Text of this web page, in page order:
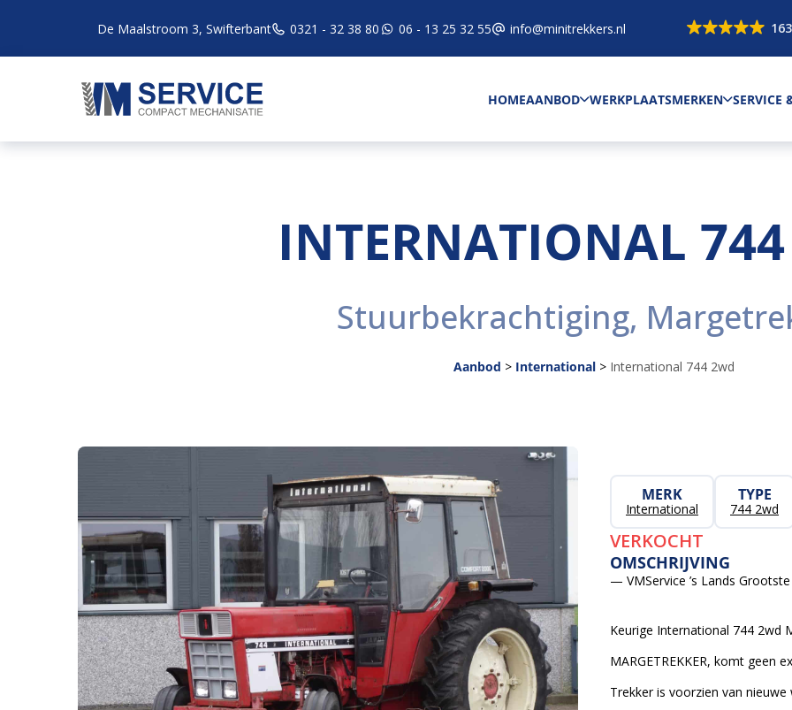
De Maalstroom 3, Swifterbant 0321 - 32 38 80 06 - 13 25 32 55 info@minitrekkers.nl
HOMEAANBOD WERKPLAATSMERKEN SERVICE
INTERNATIONAL
Stuurbekrachtiging,
Aanbod > International > International 744 2wd
MERK
International
TYPE
744 2wd
VERKOCHT
OMSCHRIJVING
— VMService ’s Lands
Keurige International 744 2wd
MARGETREKKER, komt geen
Trekker is voorzien van